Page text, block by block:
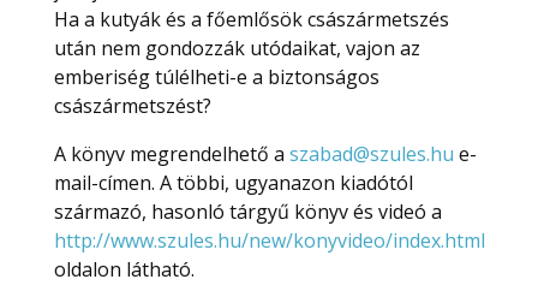
Ha a kutyák és a főemlősök császármetszés
után nem gondozzák utódaikat, vajon az
emberiség túlélheti-e a biztonságos
császármetszést?
A könyv megrendelhető a szabad@szules.hu e-
mail-címen. A többi, ugyanazon kiadótól
származó, hasonló tárgyű könyv és videó a
http://www.szules.hu/new/konyvideo/index.html
oldalon látható.